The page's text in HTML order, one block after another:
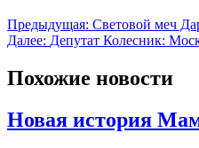
Предыдущая: Световой меч
Далее: Депутат Колесник:
Похожие новости
Новая история